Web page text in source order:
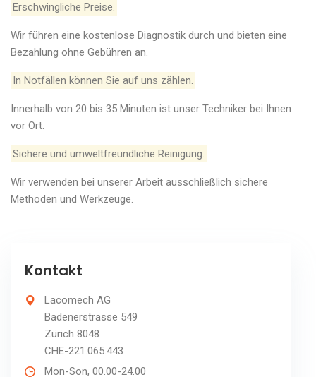
Erschwingliche Preise.
Wir führen eine kostenlose Diagnostik durch und bieten eine
Bezahlung ohne Gebühren an.
In Notfällen können Sie auf uns zählen.
Innerhalb von 20 bis 35 Minuten ist unser Techniker bei Ihnen
vor Ort.
Sichere und umweltfreundliche Reinigung.
Wir verwenden bei unserer Arbeit ausschließlich sichere
Methoden und Werkzeuge.
Kontakt
Lacomech AG
Badenerstrasse 549
Zürich 8048
CHE-221.065.443
Mon-Son, 00.00-24.00